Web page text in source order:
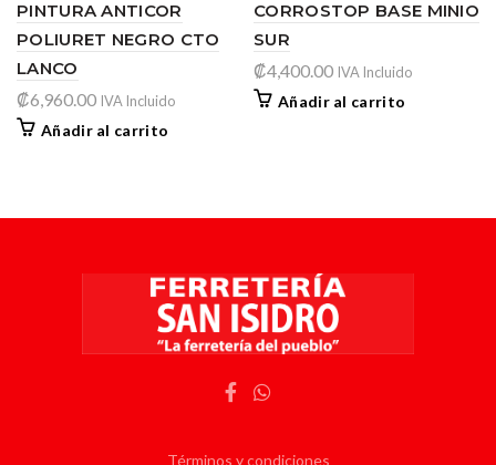
PINTURA ANTICOR
POLIURET NEGRO CTO
LANCO
₡6,960.00 IVA Incluido
Añadir al carrito
CORROSTOP BASE MINIO
SUR
₡4,400.00 IVA Incluido
Añadir al carrito
Términos y condiciones